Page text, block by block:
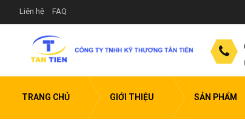
Liên hệ FAQ
TRANG CHỦ GIỚI THIỆU SẢN PHẨM